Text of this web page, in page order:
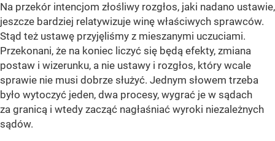
Na przekór intencjom złośliwy rozgłos, jaki nadano ustawie,
jeszcze bardziej relatywizuje winę właściwych sprawców.
Stąd też ustawę przyjęliśmy z mieszanymi uczuciami.
Przekonani, że na koniec liczyć się będą efekty, zmiana
postaw i wizerunku, a nie ustawy i rozgłos, który wcale
sprawie nie musi dobrze służyć. Jednym słowem trzeba
było wytoczyć jeden, dwa procesy, wygrać je w sądach
za granicą i wtedy zacząć nagłaśniać wyroki niezależnych
sądów.